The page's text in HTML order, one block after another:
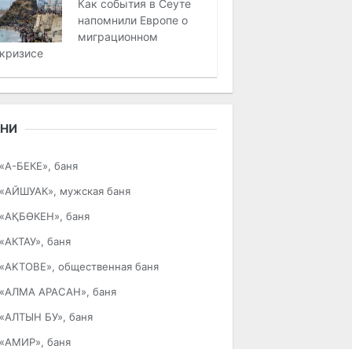
Как события в Сеуте
напомнили Европе о
миграционном
кризисе
«А-БЕКЕ», баня
«АЙШУАК», мужская баня
«АҚБӨКЕН», баня
«АКТАУ», баня
«AKTOBE», общественная баня
«АЛМА АРАСАН», баня
«АЛТЫН БУ», баня
«АМИР», баня